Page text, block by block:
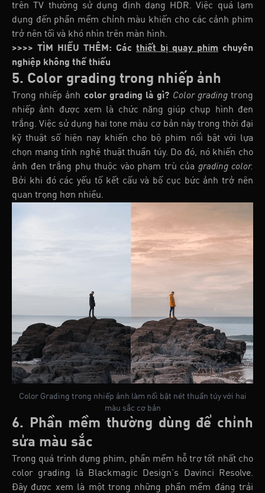
trên TV thường sử dụng định dạng HDR. Việc quá lạm
dụng đến phần mềm chỉnh màu khiến cho các cảnh phim
trở nên tối và khó nhìn trên màn hình.
>>>> TÌM HIỂU THÊM: Các thiết bị quay phim chuyên
nghiệp không thể thiếu
5. Color grading trong nhiếp ảnh
Trong nhiếp ảnh color grading là gì? Color gradingtrong
nhiếp ảnh được xem là chức năng giúp chụp hình đen
trắng. Việc sử dụng hai tone màu cơ bản này trong thời đại
kỹ thuật số hiện nay khiến cho bộ phim nổi bật với lựa
chọn mang tính nghệ thuật thuần túy. Do đó, nó khiến cho
ảnh đen trắng phụ thuộc vào phạm trù của grading color.
Bởi khi đó các yếu tố kết cấu và bố cục bức ảnh trở nên
quan trọng hơn nhiều.
Color Grading trong nhiếp ảnh làm nổi bật nét thuần túy với hai
màu sắc cơ bản
6. Phần mềm thường dùng để chỉnh
sửa màu sắc
Trong quá trình dựng phim, phần mềm hỗ trợ tốt nhất cho
color grading là Blackmagic Design’s Davinci Resolve.
Đây được xem là một trong những phần mềm đáng trải